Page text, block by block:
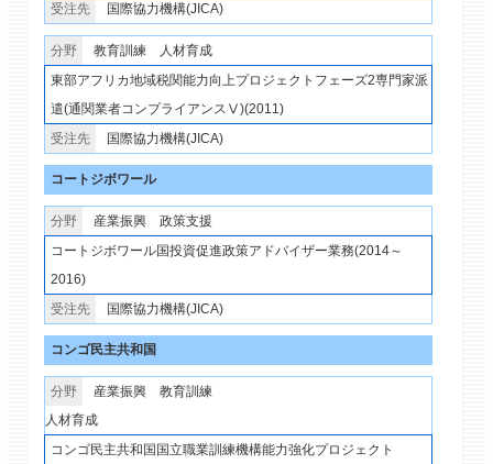
国際協力機構(JICA)
教育訓練
人材育成
東部アフリカ地域税関能力向上プロジェクトフェーズ2専門家派
遣(通関業者コンプライアンスⅤ)(2011)
国際協力機構(JICA)
コートジボワール
産業振興 政策支援
コートジボワール国投資促進政策アドバイザー業務(2014～
2016)
国際協力機構(JICA)
コンゴ民主共和国
産業振興 教育訓練
人材育成
コンゴ民主共和国国立職業訓練機構能力強化プロジェクト